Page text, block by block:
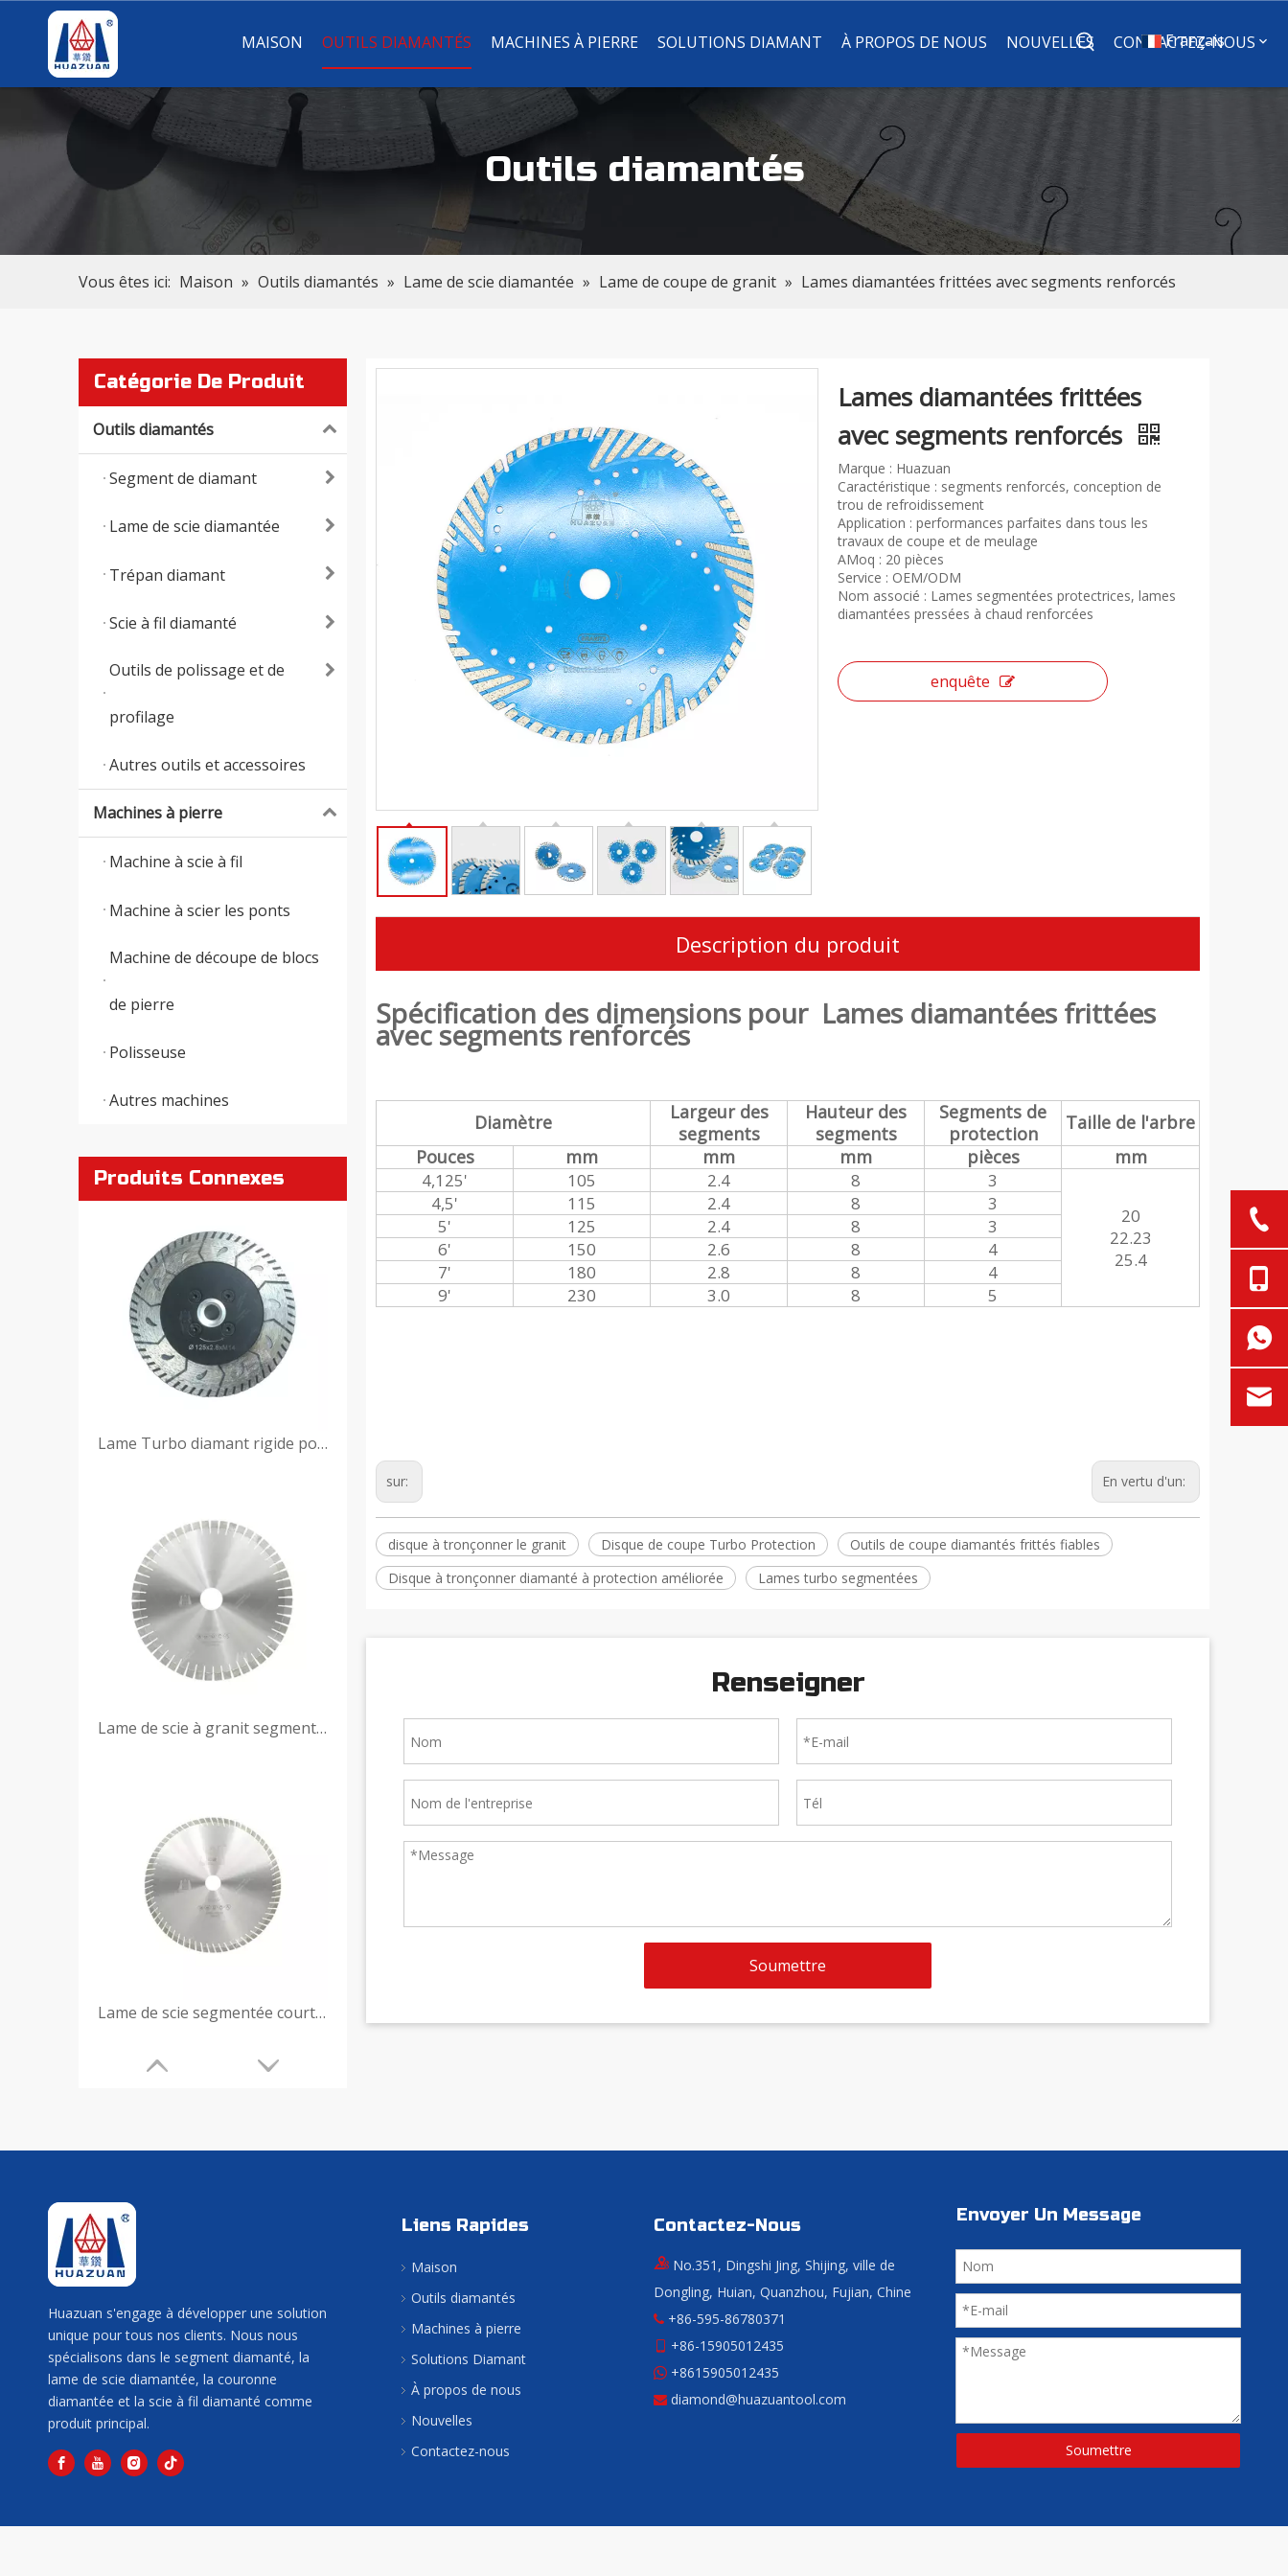
MAISON OUTILS DIAMANTÉS MACHINES À PIERRE SOLUTIONS DIAMANT À PROPOS DE NOUS NOUVELLES CONTACTEZ-NOUS
Français
Outils diamantés
Vous êtes ici: Maison » Outils diamantés » Lame de scie diamantée » Lame de coupe de granit » Lames diamantées frittées avec segments renforcés
Catégorie De Produit
Outils diamantés
Segment de diamant
Lame de scie diamantée
Trépan diamant
Scie à fil diamanté
Outils de polissage et de
profilage
Autres outils et accessoires
Machines à pierre
Machine à scie à fil
Machine à scier les ponts
Machine de découpe de blocs
de pierre
Polisseuse
Autres machines
Produits Connexes
Disque soudé au laser en forme de V pour couper le granit
Lame Turbo diamant rigide pour la coupe et le meulage du granit
Lame de scie à granit segmentée courte améliorée
Lame de scie segmentée courte inclinée de qualité supérieure pour le granit
Lames diamantées frittées
avec segments renforcés
Marque : Huazuan
Caractéristique : segments renforcés, conception de
trou de refroidissement
Application : performances parfaites dans tous les
travaux de coupe et de meulage
AMoq : 20 pièces
Service : OEM/ODM
Nom associé : Lames segmentées protectrices, lames
diamantées pressées à chaud renforcées
enquête
Description du produit
Spécification des dimensions pour Lames diamantées frittées
avec segments renforcés
Diamètre
Largeur des
segments
Hauteur des
segments
Segments de
protection
Taille de l'arbre
Pouces
mm mm mm pièces mm
4,125' 105 2.4 8
3
20
22.23
25.4
4,5' 115 2.4 8
3
5'
125 2.4 8
3
6'
150 2.6 8
4
7'
180 2.8 8
4
9'
230 3.0 8 5
sur: En vertu d'un:
disque à tronçonner le granit Disque de coupe Turbo Protection
Outils de coupe diamantés frittés fiables
Disque à tronçonner diamanté à protection améliorée
Lames turbo segmentées
Renseigner
Soumettre
Huazuan s'engage à développer une solution
unique pour tous nos clients. Nous nous
spécialisons dans le segment diamanté, la
lame de scie diamantée, la couronne
diamantée et la scie à fil diamanté comme
produit principal.
Liens Rapides
Maison
Outils diamantés
Machines à pierre
Solutions Diamant
À propos de nous
Nouvelles
Contactez-nous
Contactez-Nous
No.351, Dingshi Jing, Shijing, ville de
Dongling, Huian, Quanzhou, Fujian, Chine
+86-595-86780371
+86-15905012435
 +8615905012435
 diamond@huazuantool.com
Envoyer Un Message
Soumettre